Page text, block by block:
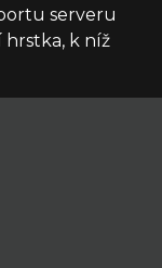
serveru
hrstka, k níž